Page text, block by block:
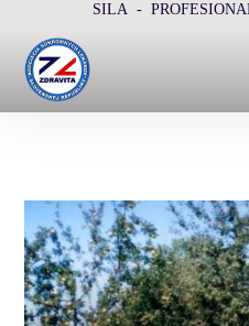
SILA -